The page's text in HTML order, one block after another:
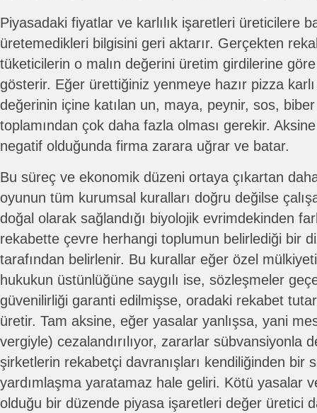
Piyasadaki fiyatlar ve karlılık işaretleri üreticilere
üretemedikleri bilgisini geri aktarır. Gerçekten
tüketicilerin o malın değerini üretim girdilerine
gösterir. Eğer ürettiğiniz yenmeye hazır pizza
değerinin içine katılan un, maya, peynir, sos, biber
toplamından çok daha fazla olması gerekir.
negatif olduğunda firma zarara uğrar ve batar.
Bu süreç ve ekonomik düzeni ortaya çıkartan
oyunun tüm kurumsal kuralları doğru değilse
doğal olarak sağlandığı biyolojik evrimdekinden
rekabette çevre herhangi toplumun belirlediği bir
tarafından belirlenir. Bu kurallar eğer özel
hukukun üstünlüğüne saygılı ise, sözleşmeler
güvenilirliği garanti edilmişse, oradaki rekabet
üretir. Tam aksine, eğer yasalar yanlışsa, yani
vergiyle) cezalandırılıyor, zararlar sübvansiyonla
şirketlerin rekabetçi davranışları kendiliğinden bir
yardımlaşma yaratamaz hale geliri. Kötü yasalar
olduğu bir düzende piyasa işaretleri değer üretici